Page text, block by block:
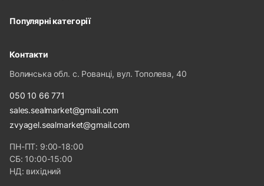
Популярні категорії
Контакти
Волинська обл. с. Рованці, вул. Тополева, 40
050 10 66 771
sales.sealmarket@gmail.com
zvyagel.sealmarket@gmail.com
ПН-ПТ: 9:00-18:00
СБ: 10:00-15:00
НД: вихідний